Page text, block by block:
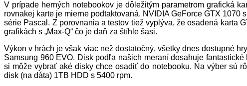
V prípade herných notebookov je dôležitým parametrom grafická
rovnakej karte je mierne podtaktovaná. NVIDIA GeForce GTX
série Pascal. Z porovnania a testov tiež vyplýva, že osadená karta
grafikách s „Max-Q“ čo je daň za štíhle šasi.
Výkon v hrách je však viac než dostatočný, všetky dnes dostupné
Samsung 960 EVO. Disk podľa našich meraní dosahuje
si môže vybrať aké disky chce osadiť do notebooku. Na výber sú
disk (na dáta) 1TB HDD s 5400 rpm.